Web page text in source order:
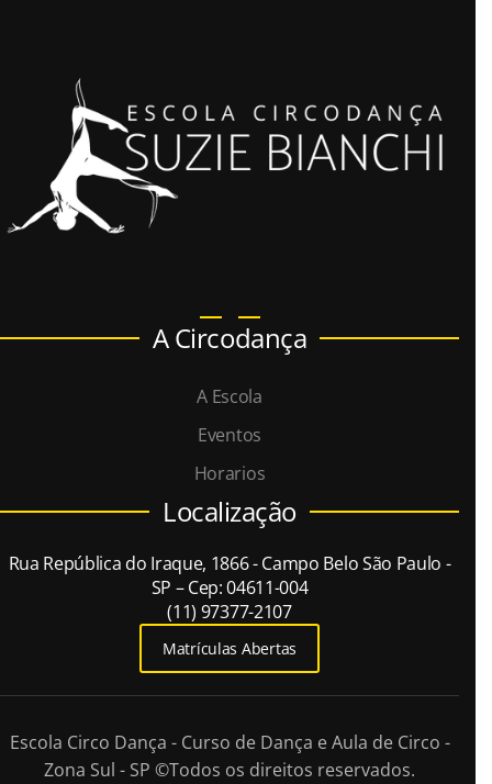
A Circodança
A Escola
Eventos
Horarios
Localização
Rua República do Iraque, 1866 - Campo Belo São Paulo -
SP – Cep: 04611-004
(11) 97377-2107
Matrículas Abertas
Escola Circo Dança - Curso de Dança e Aula de Circo -
Zona Sul - SP ©Todos os direitos reservados.